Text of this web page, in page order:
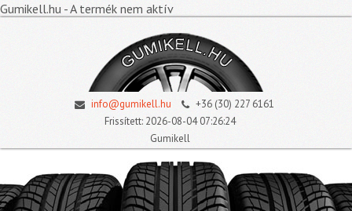
Gumikell.hu - A termék nem aktív
info@gumikell.hu
+36 (30) 227 6161
Frissített: 2026-08-04 07:26:24
Gumikell